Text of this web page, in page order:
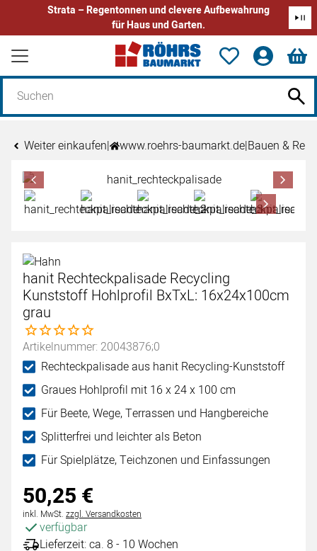
Strata – Regentonnen und clevere Aufbewahrung
für Haus und Garten.
Zum Hauptinhalt springen
Weiter einkaufen| www.roehrs-baumarkt.de|Bauen &
Produktgalerie
Zur Kaufbox springen
hanit Rechteckpalisade Recycling
Kunststoff Hohlprofil BxTxL: 16x24x100cm
grau
Noch keine Bewertungen abgegeben
Artikelnummer: 20043876;0
Rechteckpalisade aus hanit Recycling-Kunststoff
Graues Hohlprofil mit 16 x 24 x 100 cm
Für Beete, Wege, Terrassen und Hangbereiche
Splitterfrei und leichter als Beton
Für Spielplätze, Teichzonen und Einfassungen
50,25 €
Steuerhinweis:
inkl. MwSt. zzgl. Versandkosten
verfügbar
Lieferzeit: ca. 8 - 10 Wochen